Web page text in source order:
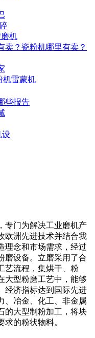
机
卖？瓷粉机哪里有卖？
机雷蒙机
些报告
设
专门为解决工业磨机产
欧洲先进技术并结合我
理念和市场需求，经过
磨设备。立磨采用了合
艺流程，集烘干、粉
大型粉磨工艺中，能够
经济指标达到国际先进
、冶金、化工、非金属
的大型制粉加工，将块
的粉状物料。